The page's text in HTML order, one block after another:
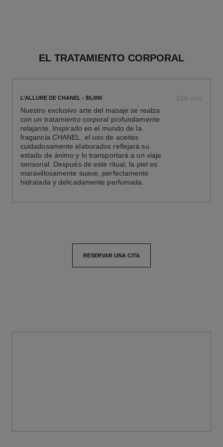
EL TRATAMIENTO CORPORAL
L’ALLURE DE CHANEL - $5,000
Nuestro exclusivo arte del masaje se realza
con un tratamiento corporal profundamente
relajante. Inspirado en el mundo de la
fragancia CHANEL, el uso de aceites
cuidadosamente elaborados reflejará su
estado de ánimo y lo transportará a un viaje
sensorial. Después de este ritual, la piel es
maravillosamente suave, perfectamente
hidratada y delicadamente perfumada.
120 min
RESERVAR UNA CITA